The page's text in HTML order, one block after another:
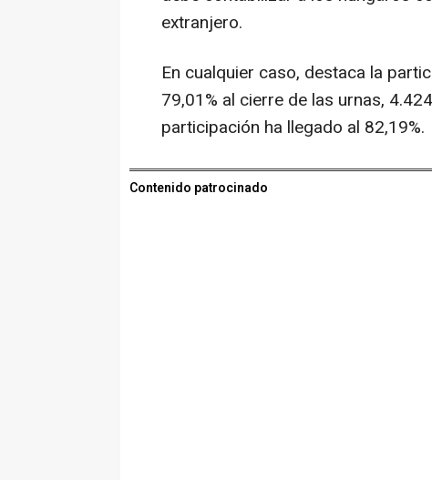
extranjero.
En cualquier caso, destaca la
79,01% al cierre de las urnas,
participación ha llegado al 82,19%.
Contenido patrocinado